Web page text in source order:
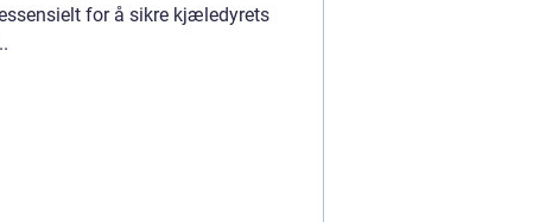
for å sikre kjæledyrets